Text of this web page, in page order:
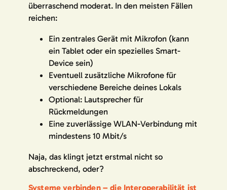
überraschend moderat. In den meisten Fällen
reichen:
Ein zentrales Gerät mit Mikrofon (kann
ein Tablet oder ein spezielles Smart-
Device sein)
Eventuell zusätzliche Mikrofone für
verschiedene Bereiche deines Lokals
Optional: Lautsprecher für
Rückmeldungen
Eine zuverlässige WLAN-Verbindung mit
mindestens 10 Mbit/s
Naja, das klingt jetzt erstmal nicht so
abschreckend, oder?
Systeme verbinden – die Interoperabilität ist